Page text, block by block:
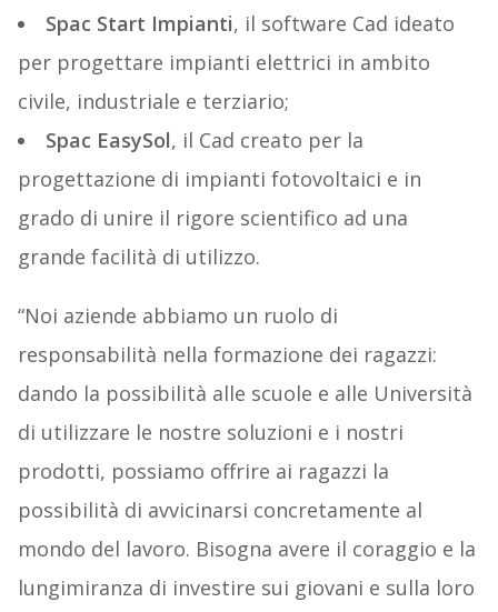
Spac Start Impianti, il software Cad ideato
per progettare impianti elettrici in ambito
civile, industriale e terziario;
Spac EasySol, il Cad creato per la
progettazione di impianti fotovoltaici e in
grado di unire il rigore scientifico ad una
grande facilità di utilizzo.
“Noi aziende abbiamo un ruolo di
responsabilità nella formazione dei ragazzi:
dando la possibilità alle scuole e alle Università
di utilizzare le nostre soluzioni e i nostri
prodotti, possiamo offrire ai ragazzi la
possibilità di avvicinarsi concretamente al
mondo del lavoro. Bisogna avere il coraggio e la
lungimiranza di investire sui giovani e sulla loro